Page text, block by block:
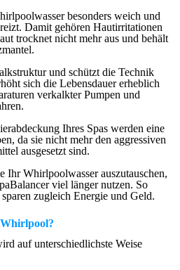
besonders weich und
Damit gehören Hautirritationen
trocknet nicht mehr aus und behält
und schützt die Technik
sich die Lebensdauer erheblich
verkalkter Pumpen und
Ihres Spas werden eine
da sie nicht mehr den aggressiven
ausgesetzt sind.
Ihr Whirlpoolwasser auszutauschen,
viel länger nutzen. So
zugleich Energie und Geld.
auf unterschiedlichste Weise